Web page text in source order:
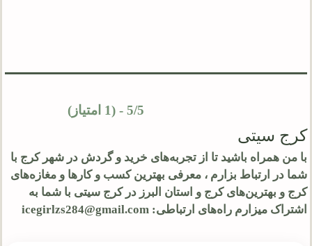
5/5 - (1 امتیاز)
کرج سیتی
با من همراه باشید تا از تجربه‌های خرید و گردش در شهر کرج با
شما در ارتباط بزارم ، معرفی بهترین کسب و کارها و مغازه‌های
کرج و بهترین‌های کرج و استان البرز در کرج سیتی با شما به
اشتراک میزارم راه‌های ارتباطی: icegirlzs284@gmail.com